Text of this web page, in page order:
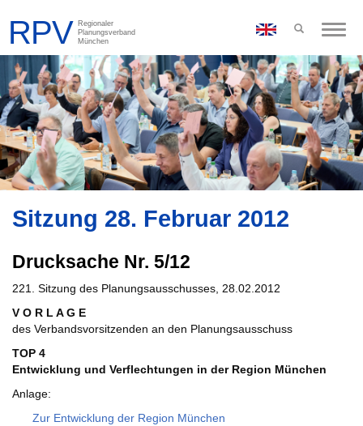
Toggle
Sitzung 28. Februar 2012
Drucksache Nr. 5/12
221. Sitzung des Planungsausschusses, 28.02.2012
V O R L A G E
des Verbandsvorsitzenden an den Planungsausschuss
TOP 4
Entwicklung und Verflechtungen in der Region München
Anlage:
Zur Entwicklung der Region München